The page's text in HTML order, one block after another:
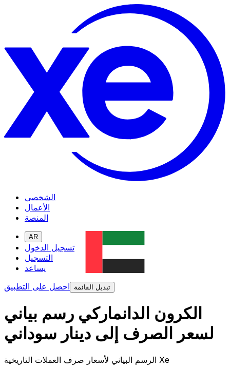
الشخصي
الأعمال
المنصة
AR
تسجيل الدخول
التسجيل
يساعد
احصل على التطبيق
تبديل القائمة
الكرون الدانماركي رسم بياني
لسعر الصرف إلى دينار سوداني
الرسم البياني لأسعار صرف العملات التاريخية Xe